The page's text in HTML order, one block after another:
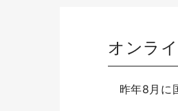
オンラ
昨年8月に